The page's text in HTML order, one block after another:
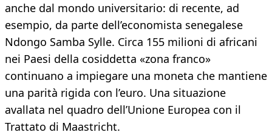
anche dal mondo universitario: di recente, ad
esempio, da parte dell’economista senegalese
Ndongo Samba Sylle. Circa 155 milioni di africani
nei Paesi della cosiddetta «zona franco»
continuano a impiegare una moneta che mantiene
una parità rigida con l’euro. Una situazione
avallata nel quadro dell’Unione Europea con il
Trattato di Maastricht.